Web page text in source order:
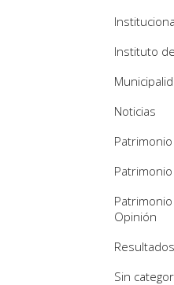
Instituto
Noticias
Opinión
Sin